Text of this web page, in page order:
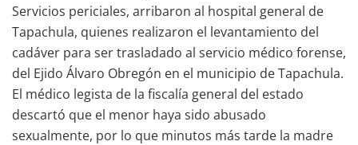
Servicios periciales, arribaron al hospital general de
Tapachula, quienes realizaron el levantamiento del
cadáver para ser trasladado al servicio médico forense,
del Ejido Álvaro Obregón en el municipio de Tapachula.
El médico legista de la fiscalía general del estado
descartó que el menor haya sido abusado
sexualmente, por lo que minutos más tarde la madre